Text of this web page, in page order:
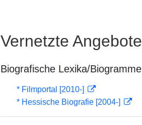
Vernetzte Angebote
Biografische Lexika/Biogramme
* Filmportal [2010-]
* Hessische Biografie [2004-]